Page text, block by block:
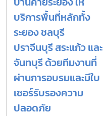
บริการพื้นที่หลักทั้ง
ระยอง ชลบุรี
ปราจีนบุรี สระแก้ว และ
จันทบุรี ด้วยทีมงานที่
ผ่านการอบรมและมีใบ
เซอร์รับรองความ
ปลอดภัย